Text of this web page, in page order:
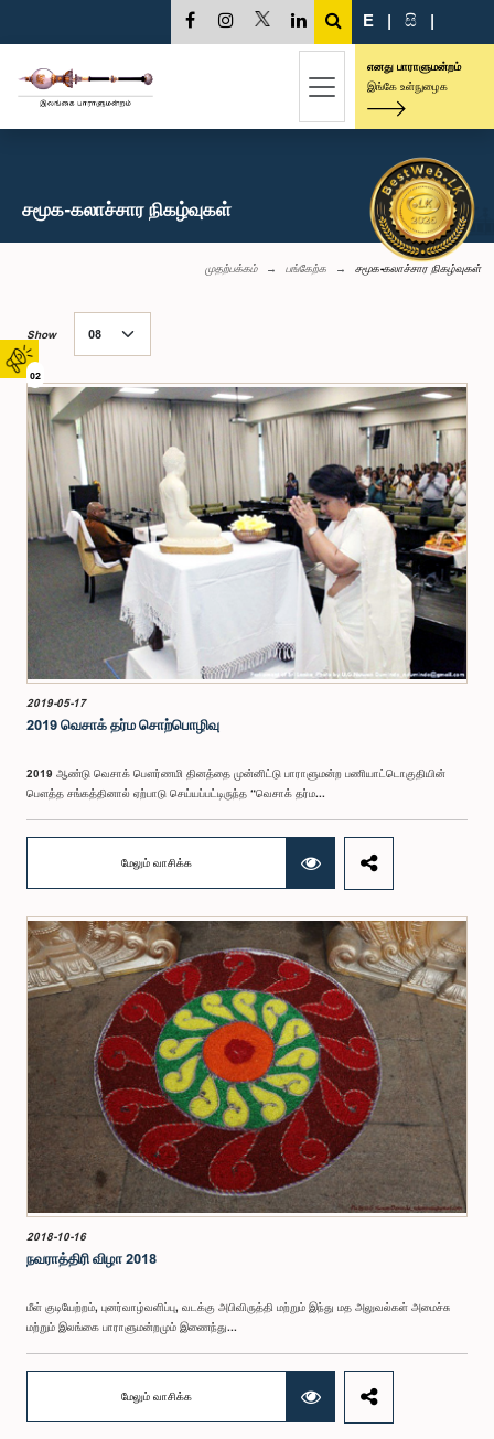
02
E | සි |
எனது பாராளுமன்றம்
இங்கே உள்நுழைக
சமூக-கலாச்சார நிகழ்வுகள்
முதற்பக்கம் பங்கேற்க சமூக-கலாச்சார நிகழ்வுகள்
Show
2019-05-17
‍2019 வெசாக் தர்ம சொற்பொழிவு
2019 ஆண்டு வெசாக் பௌர்ணமி தினத்தை முன்னிட்டு பாராளுமன்ற பணியாட்டொகுதியின்
பௌத்த சங்கத்தினால் ஏற்பாடு செய்யப்பட்டிருந்த “வெசாக் தர்ம...
மேலும் வாசிக்க
2018-10-16
நவராத்திரி விழா 2018
மீள் குடியேற்றம், புனர்வாழ்வளிப்பு, வடக்கு அபிவிருத்தி மற்றும் இந்து மத அலுவல்கள் அமைச்சு
மற்றும் இலங்கை பாராளுமன்றமும் இணைந்து...
மேலும் வாசிக்க